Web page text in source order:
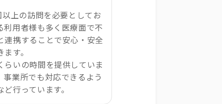
上の訪問を必要としてお
利用者様も多く医療面で不
連携することで安心・安全
す。
らいの時間を提供していま
業所でも対応できるよう
行っています。